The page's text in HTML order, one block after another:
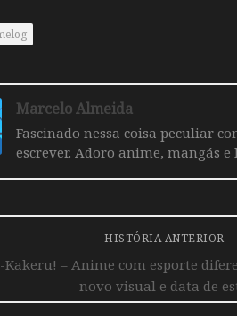
Marcelo Almeida
Fascinado nessa coisa peculiar
escrever. Adoro anime, mangás
HISTÓRIA ANTERIOR
Kakeru! – Anime com esporte
novo visual e data de